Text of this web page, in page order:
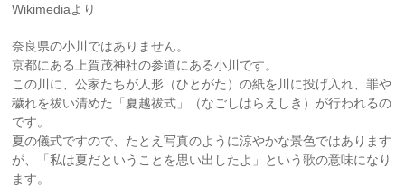
Wikimediaより
奈良県の小川ではありません。
京都にある上賀茂神社の参道にある小川です。
この川に、公家たちが人形（ひとがた）の紙を川に投げ入れ、罪や
穢れを祓い清めた「夏越祓式」（なごしはらえしき）が行われるの
です。
夏の儀式ですので、たとえ写真のように涼やかな景色ではあります
が、「私は夏だということを思い出したよ」という歌の意味になり
ます。